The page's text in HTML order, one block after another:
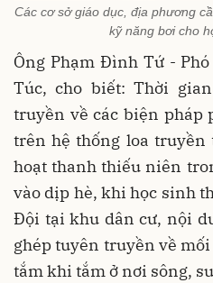
Các cơ sở giáo dục, địa phương
kỹ năng bơi cho
Ông Phạm Đình Tứ -
Túc, cho biết: Thời
truyền về các biện pháp
trên hệ thống loa
hoạt thanh thiếu niên
vào dịp hè, khi học sinh
Đội tại khu dân cư, nội
ghép tuyên truyền về
tắm khi tắm ở nơi sông,